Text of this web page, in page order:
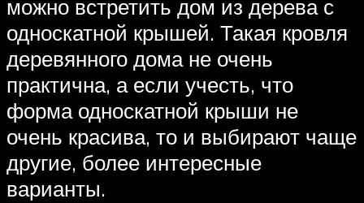
можно встретить дом из дерева с
односкатной крышей. Такая кровля
деревянного дома не очень
практична, а если учесть, что
форма односкатной крыши не
очень красива, то и выбирают чаще
другие, более интересные
варианты.